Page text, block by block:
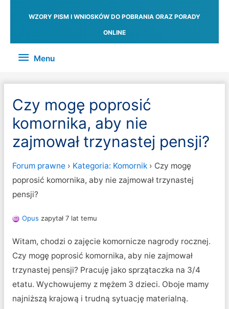
WZORY PISM I WNIOSKÓW DO POBRANIA ORAZ PORADY
ONLINE
Menu
Menu
Czy mogę poprosić
komornika, aby nie
zajmował trzynastej pensji?
Forum prawne› Kategoria: Komornik› Czy mogę
poprosić komornika, aby nie zajmował trzynastej
pensji?
Opus zapytał 7 lat temu
Witam, chodzi o zajęcie komornicze nagrody rocznej.
Czy mogę poprosić komornika, aby nie zajmował
trzynastej pensji? Pracuję jako sprzątaczka na 3/4
etatu. Wychowujemy z mężem 3 dzieci. Oboje mamy
najniższą krajową i trudną sytuację materialną.